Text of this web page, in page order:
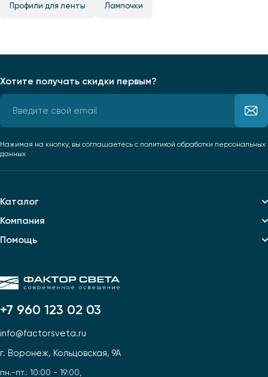
Профили для ленты Лампочки
+7 960 123 02 03
info@factorsveta.ru
г. Воронеж, Кольцовская, 9А
пн.-пт.: 10:00 - 19:00,
Каталог
Компания
Помощь
Хотите получать скидки первым?
Нажимая на кнопку, вы соглашаетесь с политикой обработки персональных
данных